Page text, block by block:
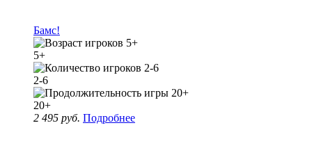
Бамс!
5+
2-6
20+
2 495 руб. Подробнее